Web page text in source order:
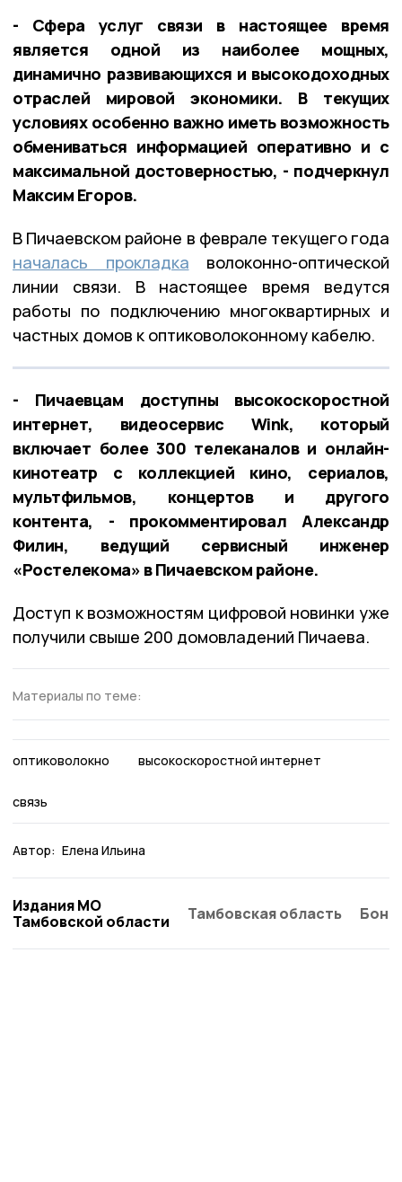
- Сфера услуг связи в настоящее время
является одной из наиболее мощных,
динамично развивающихся и высокодоходных
отраслей мировой экономики. В текущих
условиях особенно важно иметь возможность
обмениваться информацией оперативно и с
максимальной достоверностью, - подчеркнул
Максим Егоров.
В Пичаевском районе в феврале текущего года
началась прокладка волоконно-оптической
линии связи. В настоящее время ведутся
работы по подключению многоквартирных и
частных домов к оптиковолоконному кабелю.
- Пичаевцам доступны высокоскоростной
интернет, видеосервис Wink, который
включает более 300 телеканалов и онлайн-
кинотеатр с коллекцией кино, сериалов,
мультфильмов, концертов и другого
контента, - прокомментировал Александр
Филин, ведущий сервисный инженер
«Ростелекома» в Пичаевском районе.
Доступ к возможностям цифровой новинки уже
получили свыше 200 домовладений Пичаева.
Материалы по теме:
оптиковолокно высокоскоростной интернет
связь
Автор: Елена Ильина
Издания МО
Тамбовской области
Тамбовская область